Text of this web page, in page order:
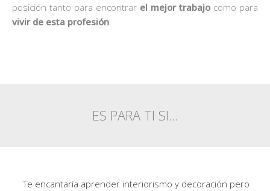
posición tanto para encontrar el mejor trabajo como para
vivir de esta profesión.
ES PARA TI SI...
Te encantaría aprender interiorismo y decoración pero